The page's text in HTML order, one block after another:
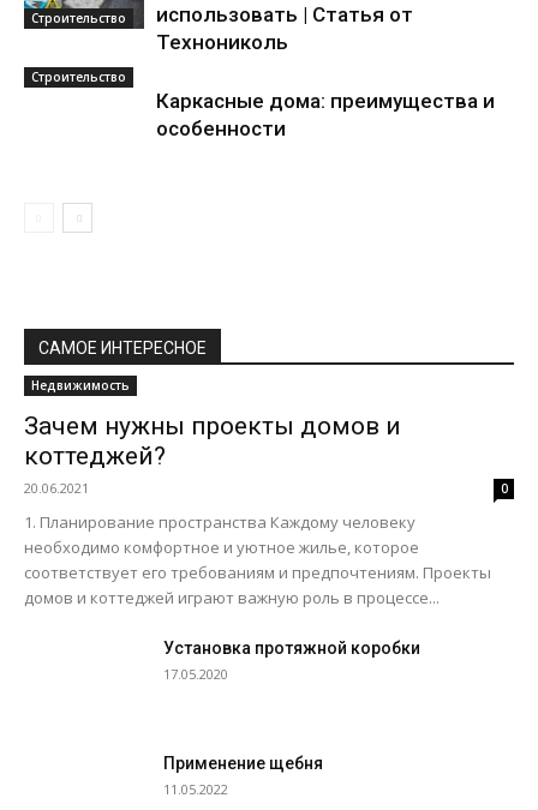
Строительство
использовать | Статья от
Технониколь
Строительство
Каркасные дома: преимущества и
особенности
САМОЕ ИНТЕРЕСНОЕ
Недвижимость
Зачем нужны проекты домов и
коттеджей?
20.06.2021 0
1. Планирование пространства Каждому человеку
необходимо комфортное и уютное жилье, которое
соответствует его требованиям и предпочтениям. Проекты
домов и коттеджей играют важную роль в процессе...
Установка протяжной коробки
17.05.2020
Применение щебня
11.05.2022